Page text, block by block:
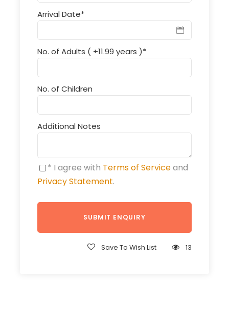
Arrival Date*
No. of Adults ( +11.99 years )*
No. of Children
Additional Notes
* I agree with Terms of Serviceand
Privacy Statement.
Save To Wish List 13